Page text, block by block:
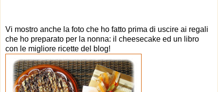
Vi mostro anche la foto che ho fatto prima di uscire ai regali
che ho preparato per la nonna: il cheesecake ed un libro
con le migliore ricette del blog!